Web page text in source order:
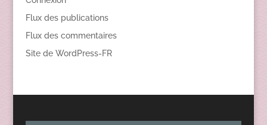
Flux des publications
Flux des commentaires
Site de WordPress-FR